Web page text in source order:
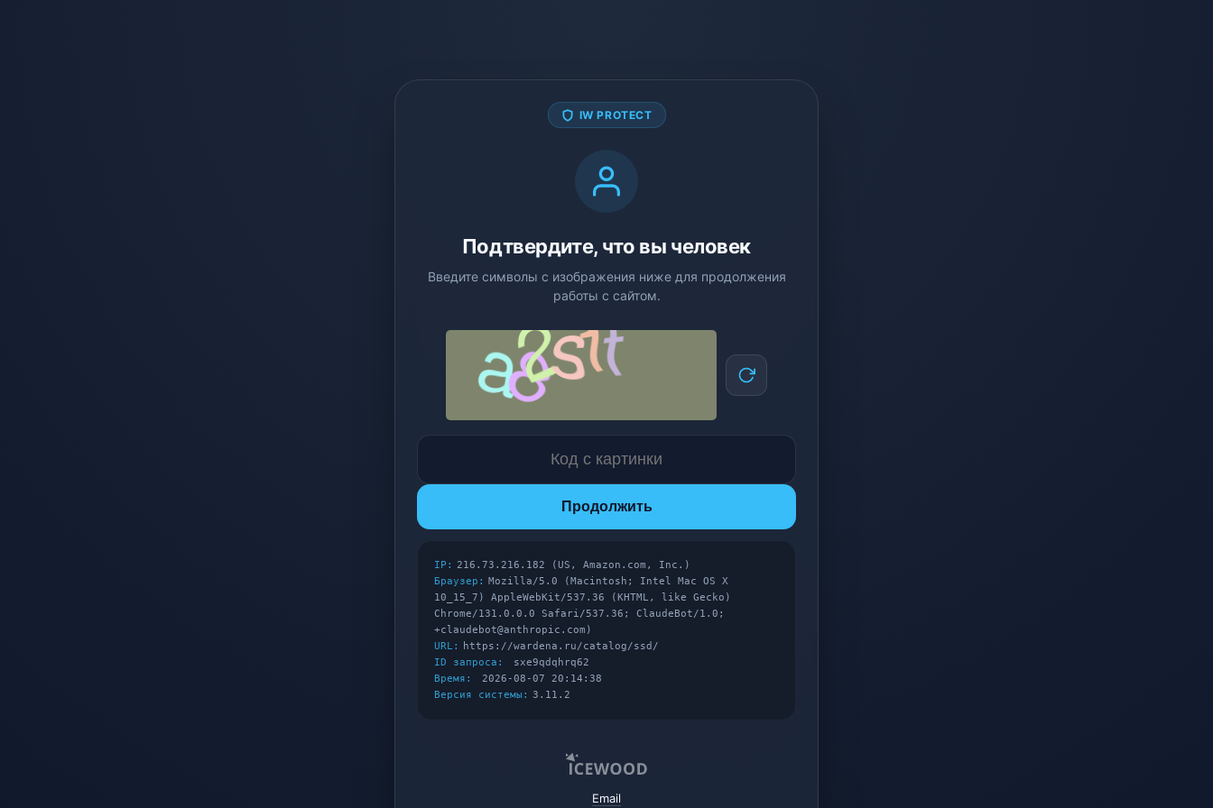
IW PROTECT
Подтвердите, что вы человек
Введите символы с изображения ниже для продолжения
работы с сайтом.
Продолжить
IP: 216.73.216.182 (US, Amazon.com, Inc.)
Браузер: Mozilla/5.0 (Macintosh; Intel Mac OS X
10_15_7) AppleWebKit/537.36 (KHTML, like Gecko)
Chrome/131.0.0.0 Safari/537.36; ClaudeBot/1.0;
+claudebot@anthropic.com)
URL:
https://wardena.ru/catalog/ssd/
ID запроса:
sxe9qdqhrq62
Время:
2026-08-07 20:14:38
Версия системы: 3.11.2
Email